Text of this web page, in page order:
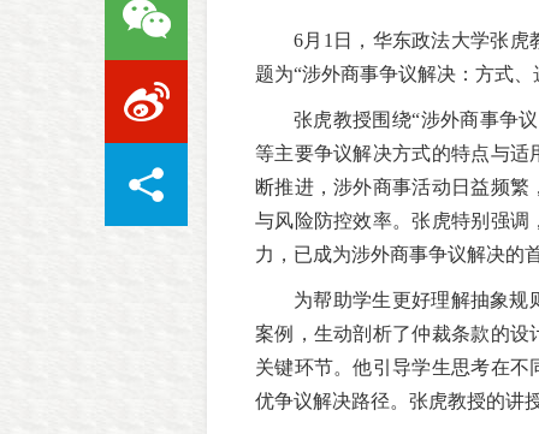
6月1日，华东政法大学张虎
题为“涉外商事争议解决：方式
张虎教授围绕“涉外商事争
等主要争议解决方式的特点与
断推进，涉外商事活动日益频
与风险防控效率。张虎特别强调
力，已成为涉外商事争议解决的
为帮助学生更好理解抽象规
案例，生动剖析了仲裁条款的
关键环节。他引导学生思考在
优争议解决路径。 张虎教授的讲